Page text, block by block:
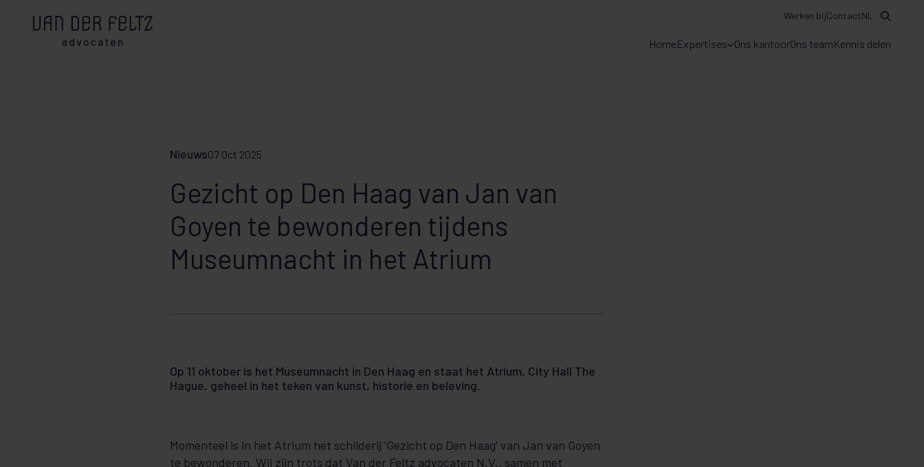
HomeExpertises Ons kantoorOns teamKennis delen
Werken bijContactNL
Nieuws07 Oct 2025
Gezicht op Den Haag van Jan van
Goyen te bewonderen tijdens
Museumnacht in het Atrium
Op 11 oktober is het Museumnacht in Den Haag en staat het Atrium, City Hall The
Hague, geheel in het teken van kunst, historie en beleving.
Momenteel is in het Atrium het schilderij ‘Gezicht op Den Haag’ van Jan van Goyen
te bewonderen. Wij zijn trots dat Van der Feltz advocaten N.V., samen met